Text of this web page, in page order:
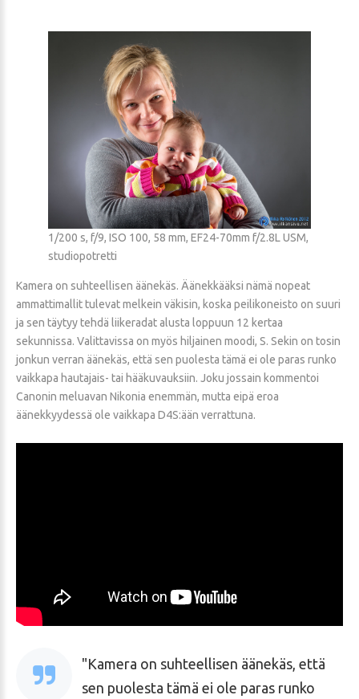
1/200 s, f/9, ISO 100, 58 mm, EF24-70mm f/2.8L USM,
studiopotretti
Kamera on suhteellisen äänekäs. Äänekkääksi nämä nopeat
ammattimallit tulevat melkein väkisin, koska peilikoneisto on suuri
ja sen täytyy tehdä liikeradat alusta loppuun 12 kertaa
sekunnissa. Valittavissa on myös hiljainen moodi, S. Sekin on tosin
jonkun verran äänekäs, että sen puolesta tämä ei ole paras runko
vaikkapa hautajais- tai hääkuvauksiin. Joku jossain kommentoi
Canonin meluavan Nikonia enemmän, mutta eipä eroa
äänekkyydessä ole vaikkapa D4S:ään verrattuna.
Kamera on suhteellisen äänekäs, että
sen puolesta tämä ei ole paras runko